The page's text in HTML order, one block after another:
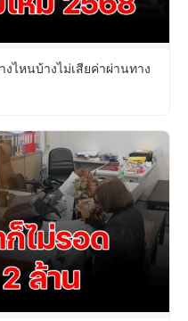
ไหนบ้างไม่เสียค่าผ่านทาง